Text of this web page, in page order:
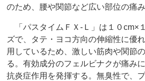
のため、腰や関節など広い部位の痛
「パスタイムＦＸ‐Ｌ」は１０cm×
ズで、タテ・ヨコ方向の伸縮性に優
用しているため、激しい筋肉や関節
る。有効成分のフェルビナクが痛み
抗炎症作用を発揮する。無臭性で、